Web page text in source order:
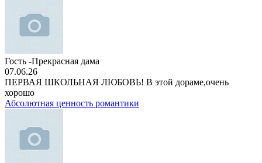
Гость -Прекрасная дама
07.06.26
ПЕРВАЯ ШКОЛЬНАЯ ЛЮБОВЬ! В этой дораме,очень
хорошо
Абсолютная ценность романтики